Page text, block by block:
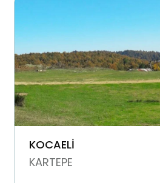
KOCAELİ
KARTEPE